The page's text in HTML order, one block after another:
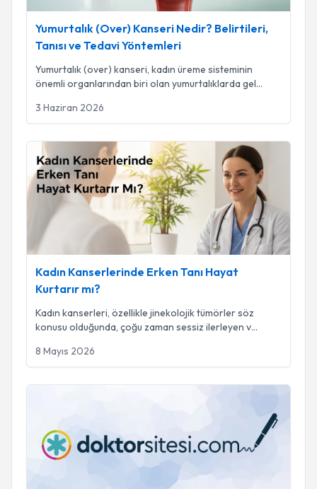
Yumurtalık (Over) Kanseri Nedir? Belirtileri,
Tanısı ve Tedavi Yöntemleri
Yumurtalık (over) kanseri, kadın üreme sisteminin
önemli organlarından biri olan yumurtalıklarda gel...
3 Haziran 2026
Kadın Kanserlerinde Erken Tanı Hayat Kurtarır mı?
Kadın Kanserlerinde Erken Tanı Hayat
Kurtarır mı?
Kadın kanserleri, özellikle jinekolojik tümörler söz
konusu olduğunda, çoğu zaman sessiz ilerleyen v...
8 Mayıs 2026